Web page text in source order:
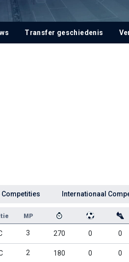
Transfer geschiedenis
Competities Internationaal
MP
3 270 0 0
2 180 0 0